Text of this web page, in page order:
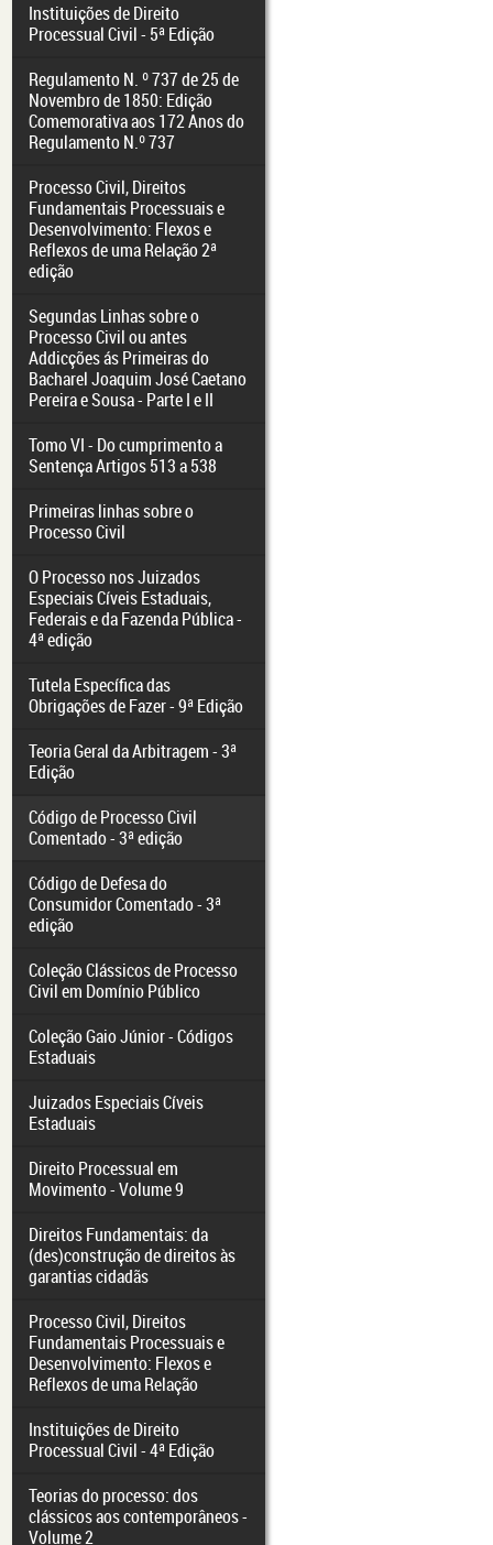
Instituições de Direito
Processual Civil - 5ª Edição
Regulamento N. º 737 de 25 de
Novembro de 1850: Edição
Comemorativa aos 172 Anos do
Regulamento N.º 737
Processo Civil, Direitos
Fundamentais Processuais e
Desenvolvimento: Flexos e
Reflexos de uma Relação 2ª
edição
Segundas Linhas sobre o
Processo Civil ou antes
Addicções ás Primeiras do
Bacharel Joaquim José Caetano
Pereira e Sousa - Parte I e II
Tomo VI - Do cumprimento a
Sentença Artigos 513 a 538
Primeiras linhas sobre o
Processo Civil
O Processo nos Juizados
Especiais Cíveis Estaduais,
Federais e da Fazenda Pública -
4ª edição
Tutela Específica das
Obrigações de Fazer - 9ª Edição
Teoria Geral da Arbitragem - 3ª
Edição
Código de Processo Civil
Comentado - 3ª edição
Código de Defesa do
Consumidor Comentado - 3ª
edição
Coleção Clássicos de Processo
Civil em Domínio Público
Coleção Gaio Júnior - Códigos
Estaduais
Juizados Especiais Cíveis
Estaduais
Direito Processual em
Movimento - Volume 9
Direitos Fundamentais: da
(des)construção de direitos às
garantias cidadãs
Processo Civil, Direitos
Fundamentais Processuais e
Desenvolvimento: Flexos e
Reflexos de uma Relação
Instituições de Direito
Processual Civil - 4ª Edição
Teorias do processo: dos
clássicos aos contemporâneos -
Volume 2